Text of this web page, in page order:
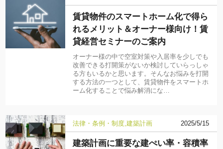
賃貸物件のスマートホーム化で得ら
れるメリット＆オーナー様向け！賃
貸経営セミナーのご案内
オーナー様の中で空室対策や入居率を少しでも
改善できる打開策がないか検討していらっしゃ
る方もいるかと思います。そんなお悩みを打開
する方法の一つとして、賃貸物件をスマートホ
ーム化することで悩み解消にな…
法律・条例・制度 建築計画 2025/5/15
建築計画に重要な建ぺい率・容積率